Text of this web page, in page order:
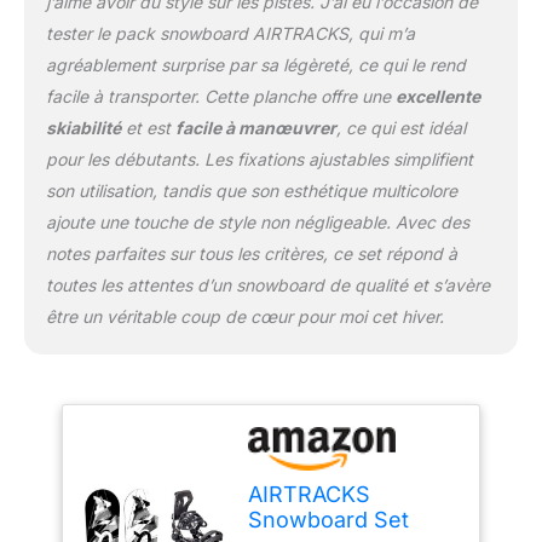
tester le pack snowboard AIRTRACKS, qui m’a
agréablement surprise par sa légèreté, ce qui le rend
facile à transporter. Cette planche offre une excellente
skiabilitéet est facile à manœuvrer, ce qui est idéal
pour les débutants. Les fixations ajustables simplifient
son utilisation, tandis que son esthétique multicolore
ajoute une touche de style non négligeable. Avec des
notes parfaites sur tous les critères, ce set répond à
toutes les attentes d’un snowboard de qualité et s’avère
être un véritable coup de cœur pour moi cet hiver.
AIRTRACKS
Snowboard Set